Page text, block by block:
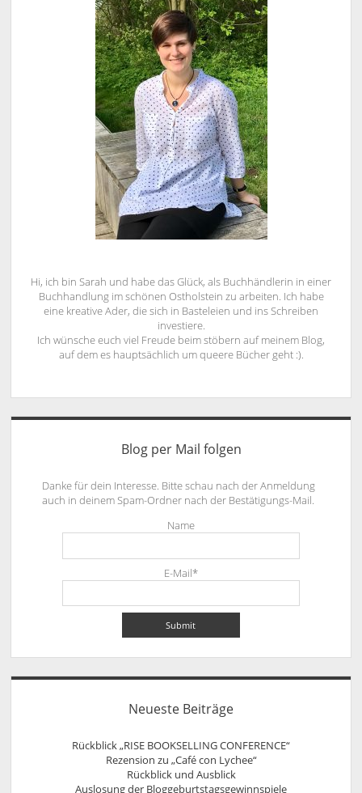
Hi, ich bin Sarah und habe das Glück, als Buchhändlerin in einer
Buchhandlung im schönen Ostholstein zu arbeiten. Ich habe
eine kreative Ader, die sich in Basteleien und ins Schreiben
investiere.
Ich wünsche euch viel Freude beim stöbern auf meinem Blog,
auf dem es hauptsächlich um queere Bücher geht :).
Blog per Mail folgen
Danke für dein Interesse. Bitte schau nach der Anmeldung
auch in deinem Spam-Ordner nach der Bestätigungs-Mail.
Name
E-Mail*
Neueste Beiträge
Rückblick „RISE BOOKSELLING CONFERENCE“
Rezension zu „Café con Lychee“
Rückblick und Ausblick
Auslosung der Bloggeburtstagsgewinnspiele